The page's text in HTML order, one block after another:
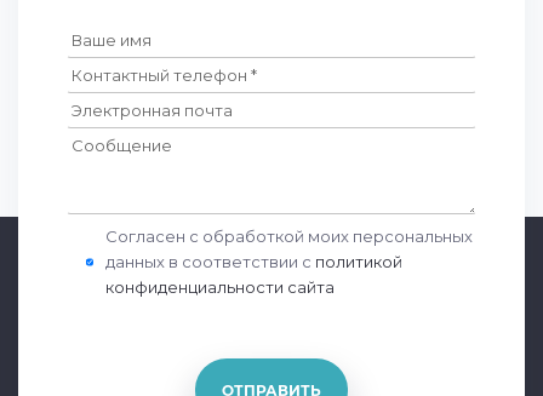
Согласен с обработкой моих персональных
данных в соответствии с политикой
конфиденциальности сайта
ОТПРАВИТЬ